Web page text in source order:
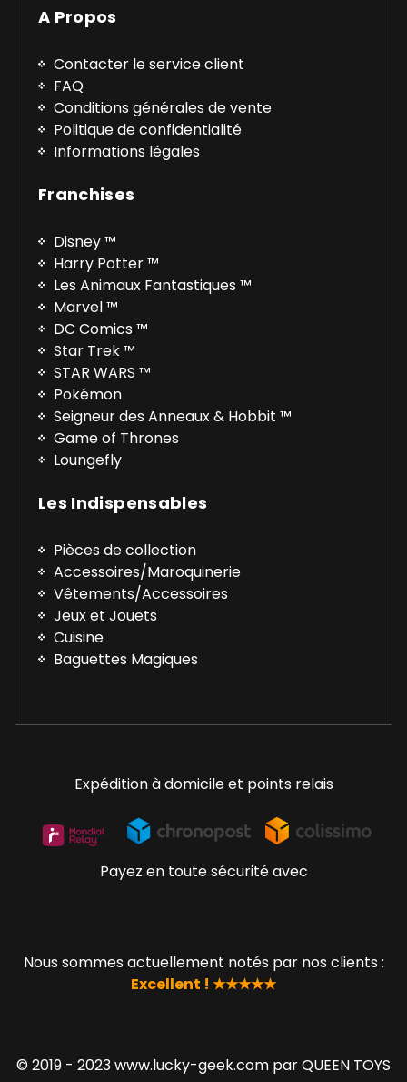
A Propos
Contacter le service client
FAQ
Conditions générales de vente
Politique de confidentialité
Informations légales
Franchises
Disney ™
Harry Potter ™
Les Animaux Fantastiques ™
Marvel ™
DC Comics ™
Star Trek ™
STAR WARS ™
Pokémon
Seigneur des Anneaux & Hobbit ™
Game of Thrones
Loungefly
Les Indispensables
Pièces de collection
Accessoires/Maroquinerie
Vêtements/Accessoires
Jeux et Jouets
Cuisine
Baguettes Magiques
Expédition à domicile et points relais
Payez en toute sécurité avec
Nous sommes actuellement notés par nos clients :
Excellent ! ★★★★★
© 2019 - 2023 www.lucky-geek.com par QUEEN TOYS